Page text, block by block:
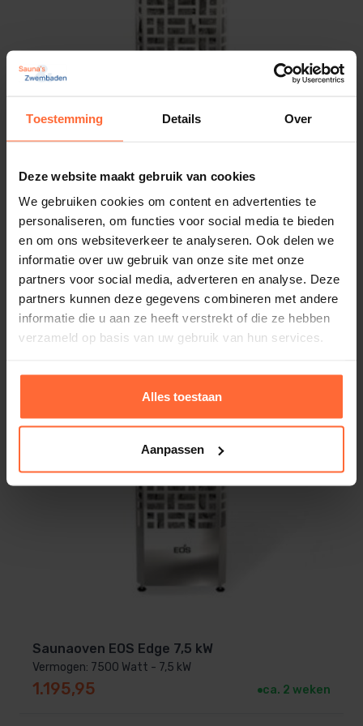
Toestemming Details Over
Deze website maakt gebruik van cookies
We gebruiken cookies om content en advertenties te
personaliseren, om functies voor social media te bieden
en om ons websiteverkeer te analyseren. Ook delen we
informatie over uw gebruik van onze site met onze
partners voor social media, adverteren en analyse. Deze
partners kunnen deze gegevens combineren met andere
informatie die u aan ze heeft verstrekt of die ze hebben
verzameld op basis van uw gebruik van hun services.
Alles toestaan
Aanpassen
Maak je keuze uit ons uitgebreide assortiment
. Deze saunaoven is niet merk
Vergeet ook niet om 2 dozen
saunastenenbij te
P-C vandaag nog!
Met deSawo Krioshaal je kwaliteit, efficiëntie en
comfort in huis.
Bestel eenvoudig online viaSauna’s en Zwembaden
en geniet binnenkort van heerlijke, ontspannende
saunasessies.
Sawo
Vermogen: 6000 Watt - 6,0 kW
Inhoud sauna's: 6 – 8 m³
979,00 ca. 2 weken
Saunaoven EOS Edge 7,5 kW
Vermogen: 7500 Watt - 7,5 kW
1.195,95 ca. 2 weken